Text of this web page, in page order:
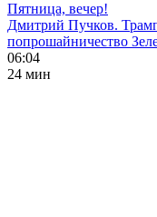
Пятница, вечер!
Дмитрий Пучков.
попрошайничество
06:04
24 мин